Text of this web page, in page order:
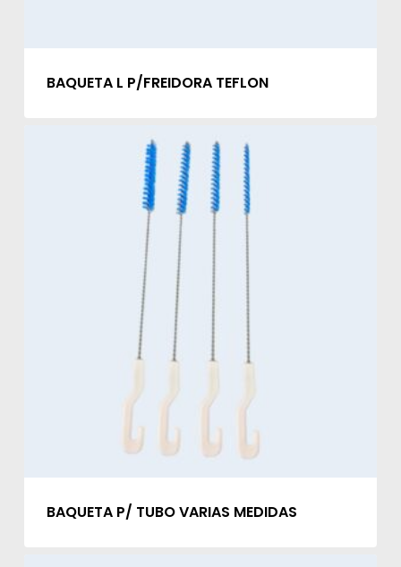
BAQUETA L P/FREIDORA TEFLON
BAQUETA P/ TUBO VARIAS MEDIDAS